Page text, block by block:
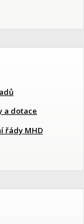
a dotace
řády MHD